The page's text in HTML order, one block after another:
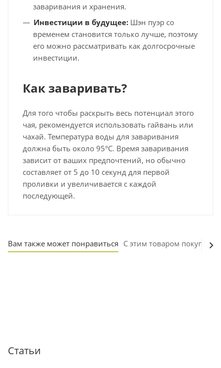
заваривания и хранения.
Инвестиции в будущее: Шэн пуэр со
временем становится только лучше, поэтому
его можно рассматривать как долгосрочные
инвестиции.
Как заваривать?
Для того чтобы раскрыть весь потенциал этого
чая, рекомендуется использовать гайвань или
чахай. Температура воды для заваривания
должна быть около 95°C. Время заваривания
зависит от ваших предпочтений, но обычно
составляет от 5 до 10 секунд для первой
проливки и увеличивается с каждой
последующей.
Вам также может понравиться С этим товаром покупают
Статьи